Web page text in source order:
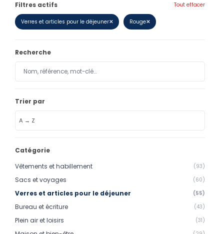
Calendriers
BUREAUTIQUE
Tête de lettre
Sous-mains
Pochettes administratives
Tampons
Liasses
Carnets
Filtres actifs Tout effacer
Verres et articles pour le déjeuner✕ Rouge✕
Recherche
Trier par
Catégorie
Vêtements et habillement
(93)
Sacs et voyages (60)
Verres et articles pour le déjeuner (55)
Bureau et écriture (43)
Plein air et loisirs (31)